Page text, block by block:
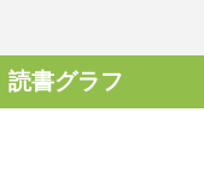
読書グラフ